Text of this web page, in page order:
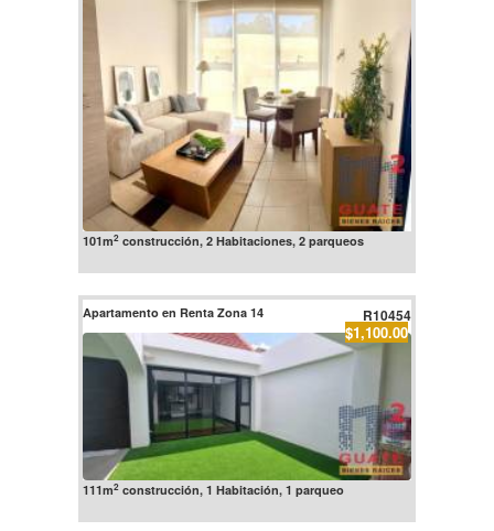
101m2construcción, 2 Habitaciones, 2 parqueos
Apartamento en Renta Zona 14 R10454
$1,100.00
111m2construcción, 1 Habitación, 1 parqueo